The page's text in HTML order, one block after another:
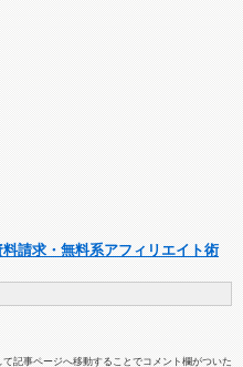
請求・無料系アフィリエイト術
記事ページへ移動することでコメント欄がついた